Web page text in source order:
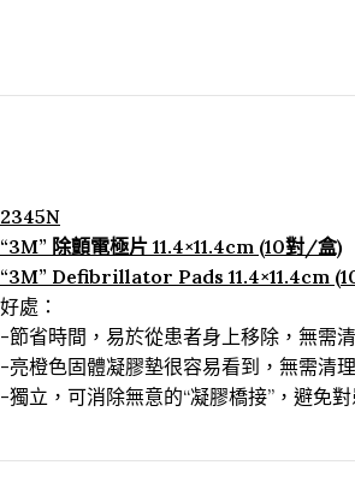
2345N
“3M” 除顫電極片 11.4×11.4cm (10對/盒)
“3M” Defibrillator Pads 11.4×11.4cm
好處：
-節省時間，易於從患者身上移除，無需
-亮橙色固體凝膠墊很容易看到，無需清
-獨立，可消除無意的“凝膠橋接”，避免